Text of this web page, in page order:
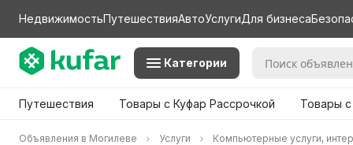
НедвижимостьПутешествияАвтоУслугиДля бизнеса
Категории
Путешествия Товары с Куфар Рассрочкой Товары
Объявления в Могилеве Услуги Компьютерные услуги,